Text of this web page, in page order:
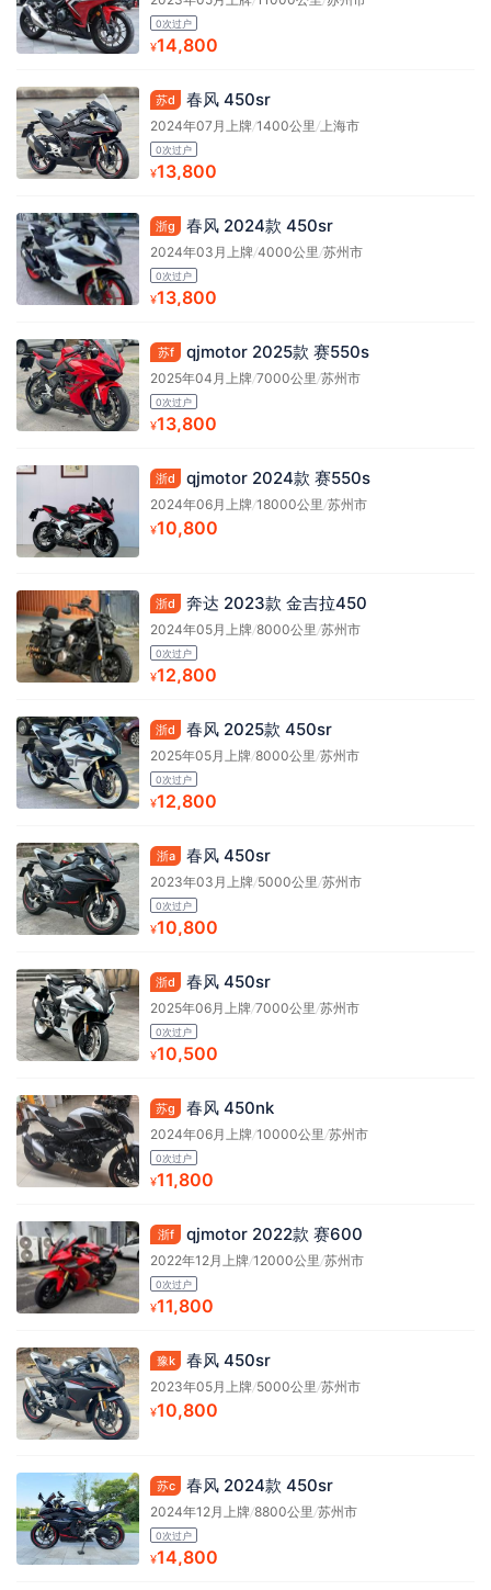
0次过户
¥14,800
苏d 春风 450sr
2024年07月上牌/1400公里/上海市
0次过户
¥13,800
浙g 春风 2024款 450sr
2024年03月上牌/4000公里/苏州市
0次过户
¥13,800
苏f qjmotor 2025款 赛550s
2025年04月上牌/7000公里/苏州市
0次过户
¥13,800
浙d qjmotor 2024款 赛550s
2024年06月上牌/18000公里/苏州市
¥10,800
浙d 奔达 2023款 金吉拉450
2024年05月上牌/8000公里/苏州市
0次过户
¥12,800
浙d 春风 2025款 450sr
2025年05月上牌/8000公里/苏州市
0次过户
¥12,800
浙a 春风 450sr
2023年03月上牌/5000公里 /苏州市
0次过户
¥10,800
浙d 春风 450sr
2025年06月上牌/7000公里 /苏州市
0次过户
¥10,500
苏g 春风 450nk
2024年06月上牌/10000公里 /苏州市
0次过户
¥11,800
浙f qjmotor 2022款 赛600
2022年12月上牌/12000公里 /苏州市
0次过户
¥11,800
豫k 春风 450sr
2023年05月上牌/5000公里 /苏州市
¥10,800
苏c 春风 2024款 450sr
2024年12月上牌/8800公里 /苏州市
0次过户
¥14,800